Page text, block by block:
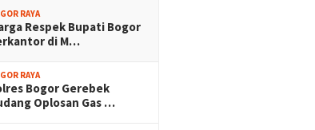
RAYA
Respek Bupati Bogor
di M…
RAYA
Bogor Gerebek
Oplosan Gas …